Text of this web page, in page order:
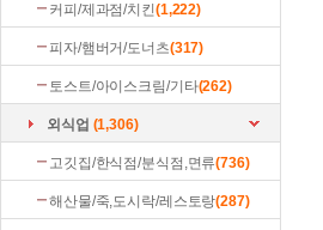
커피/제과점/치킨(1,222)
피자/햄버거/도너츠(317)
토스트/아이스크림/기타(262)
외식업 (1,306)
고깃집/한식점/분식점,면류(736)
해산물/죽,도시락/레스토랑(287)